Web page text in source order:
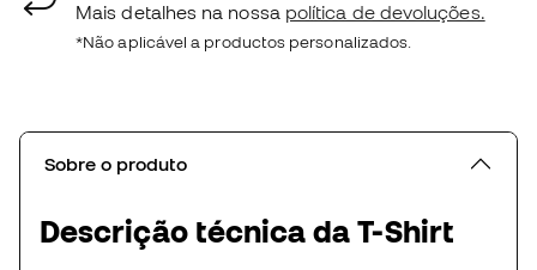
Mais detalhes na nossa política de devoluções.
*Não aplicável a productos personalizados.
Sobre o produto
Descrição técnica da T-Shirt